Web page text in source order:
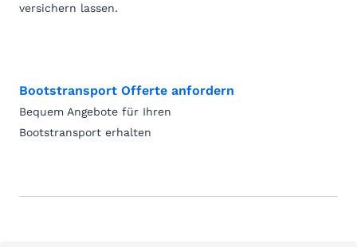
versichern lassen.
Bootstransport Offerte anfordern
Bequem Angebote für Ihren
Bootstransport erhalten